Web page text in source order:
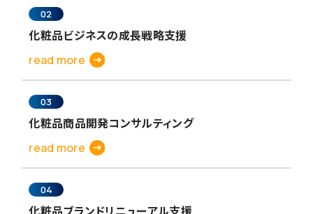
02
化粧品ビジネスの成長戦略支援
read more
03
化粧品商品開発コンサルティング
read more
04
化粧品ブランドリニューアル支援